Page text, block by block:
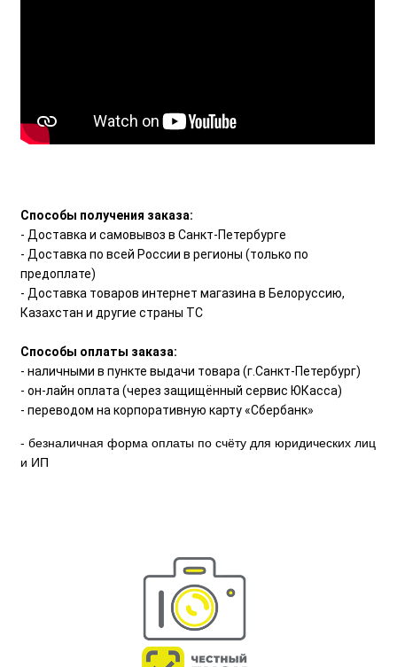
Способы получения заказа:
- Доставка и самовывоз в Санкт-Петербурге
- Доставка по всей России в регионы (только по
предоплате)
- Доставка товаров интернет магазина в Белоруссию,
Казахстан и другие страны ТС
Способы оплаты заказа:
- наличными в пункте выдачи товара (г.Санкт-Петербург)
- он-лайн оплата (через защищённый сервис ЮКасса)
- переводом на корпоративную карту «Сбербанк»
- безналичная форма оплаты по счёту для юридических лиц
и ИП